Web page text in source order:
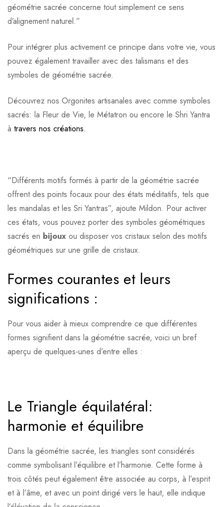
géométrie sacrée concerne tout simplement ce sens
d’alignement naturel.”
Pour intégrer plus activement ce principe dans votre vie, vous
pouvez également travailler avec des talismans et des
symboles de géométrie sacrée.
Découvrez nos Orgonites artisanales avec comme symboles
sacrés: la Fleur de Vie, le Métatron ou encore le Shri Yantra
à travers nos créations.
“Différents motifs formés à partir de la géométrie sacrée
offrent des points focaux pour des états méditatifs, tels que
les mandalas et les Sri Yantras”, ajoute Mildon. Pour activer
ces états, vous pouvez porter des symboles géométriques
sacrés en bijoux ou disposer vos cristaux selon des motifs
géométriques sur une grille de cristaux.
Formes courantes et leurs
significations :
Pour vous aider à mieux comprendre ce que différentes
formes signifient dans la géométrie sacrée, voici un bref
aperçu de quelques-unes d’entre elles :
Le Triangle équilatéral:
harmonie et équilibre
Dans la géométrie sacrée, les triangles sont considérés
comme symbolisant l’équilibre et l’harmonie. Cette forme à
trois côtés peut également être associée au corps, à l’esprit
et à l’âme, et avec un point dirigé vers le haut, elle indique